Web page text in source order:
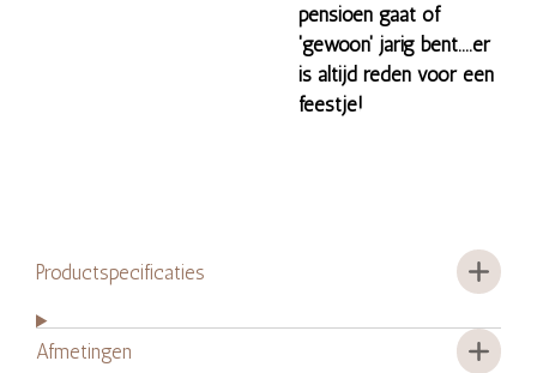
pensioen gaat of
'gewoon' jarig bent....er
is altijd reden voor een
feestje!
Productspecificaties
Afmetingen